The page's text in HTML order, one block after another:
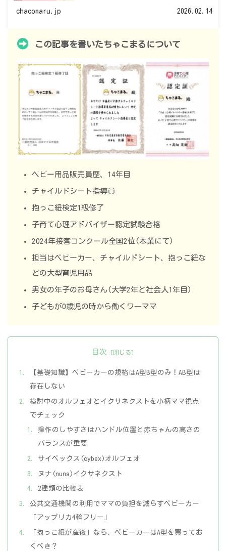
chacomaru.jp 2026.02.14
この記事を書いたちゃこまるについて
ベビー用品販売員歴、14年目
チャイルドシート指導員
抱っこ紐検定1級修了
子育て心理アドバイザー認定試験合格
2024年接客コンクール全国2位(本業にて)
担当はベビーカー、チャイルドシート、抱っこ紐な
どの大型育児用品
男女の年子のお母さん(大学2年と社会人1年目)
子どもが0歳児の時から働くワ―ママ
目次
【基礎知識】ベビーカーの規格はA型B型のみ！AB型は
存在しない
検討中のオルフェオとイクサネクストを小柄ママ視点
でチェック
操作のしやすさはハンドル位置と赤ちゃんの高さの
バランスが重要
サイベックス(cybex)オルフェオ
ヌナ(nuna)イクサネクスト
2種類の比較表
公共交通機関の利用でママの負担を減らすベビーカー
「アップリカ4輪フリー」
「抱っこ紐が産後」なら、ベビーカーはA型を買ってお
くべき？